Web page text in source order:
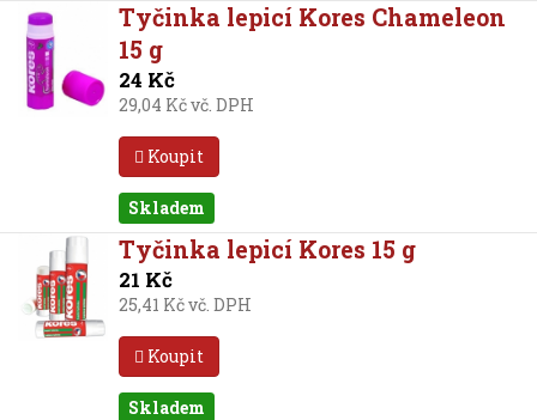
Tyčinka lepicí Kores Chameleon
15 g
24 Kč
29,04 Kč vč. DPH
Koupit
Skladem
Tyčinka lepicí Kores 15 g
21 Kč
25,41 Kč vč. DPH
Koupit
Skladem